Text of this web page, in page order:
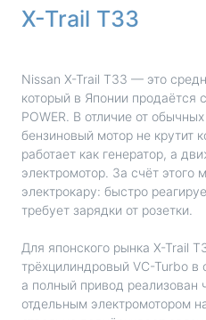
X-Trail T33
Nissan X-Trail T33 — это
который в Японии продаётся
POWER. В отличие от
бензиновый мотор не крутит
работает как генератор, а
электромотор. За счёт
электрокару: быстро
требует зарядки от розетки.
Для японского рынка X-Trail
трёхцилиндровый VC-Turbo в
а полный привод реализован
отдельным электромотором